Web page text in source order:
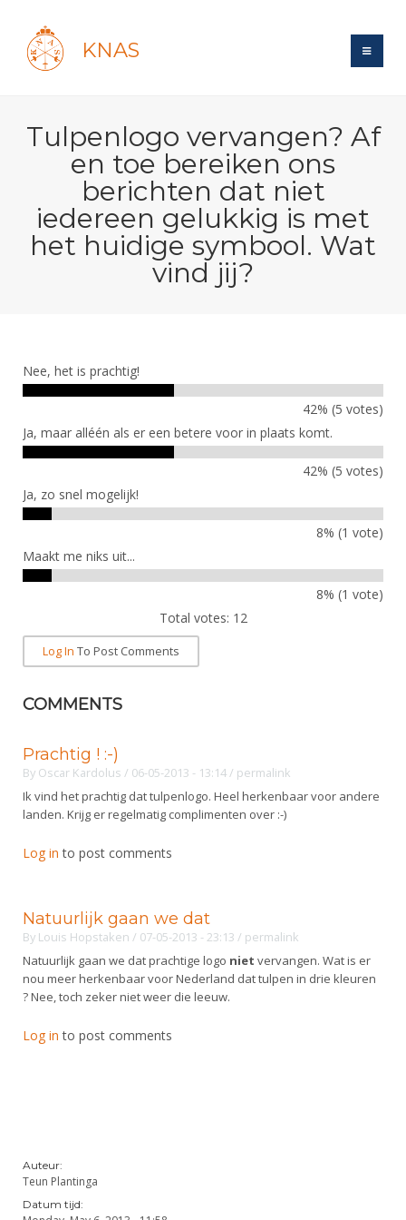
KNAS
Login
Recent posts
Books
Polls
Evenement
Gebruiksvoorwaarden
Historie
Bond
Beleid
Lidmaatschap
Sponsors en Partners
Bestuur
Commissies
Ereleden
Leden van Verdiensten
Vacatures
Bondsbureau
Contact
Medewerkers
Formulieren
Alle Verenigingen
Nieuws
Witte Vlekkenplan
Oprichting Vereniging
Overschrijven leden
Schermen
Breedtesport
Introductie
Wedstrijdsport
Ranglijsten
Reglementen
Schermpaspoort
Wedstrijdkalender
NK's
JEC
Veteranenwedstrijden
Wedstrijdorganisatie
Aanvragen van scheidsrechters
Scheidsrechterslijst
Import inschrijvingen uit Nahouw
Topsport
Oranje
FBT
Talentontwikkeling
Atletencommissie
Internationale aanmeldingen
Informatie
Ouders en vereniging
Brassardsysteem
Voor coaches en leraren
Nieuws
Nationale opleidingen
Internationale opleidingen
Leraar
Voor scheidsrechters
Scheidsrechterslijst
Scheidsrechter Documentatie
Tuchtzaken
Infotheek
Bibliotheek
Touché
Schermforum
Contact
NK organiseren
Tulpenlogo vervangen? Af
en toe bereiken ons
berichten dat niet
iedereen gelukkig is met
het huidige symbool. Wat
vind jij?
Nee, het is prachtig!
42% (5 votes)
Ja, maar alléén als er een betere voor in plaats komt.
42% (5 votes)
Ja, zo snel mogelijk!
8% (1 vote)
Maakt me niks uit...
8% (1 vote)
Total votes: 12
Log In To Post Comments
COMMENTS
Prachtig ! :-)
By Oscar Kardolus / 06-05-2013 - 13:14/ permalink
Ik vind het prachtig dat tulpenlogo. Heel herkenbaar voor andere
landen. Krijg er regelmatig complimenten over :-)
Log in to post comments
Natuurlijk gaan we dat
By Louis Hopstaken / 07-05-2013 - 23:13 / permalink
Natuurlijk gaan we dat prachtige logo niet vervangen. Wat is er
nou meer herkenbaar voor Nederland dat tulpen in drie kleuren
? Nee, toch zeker niet weer die leeuw.
Log in to post comments
Auteur:
Teun Plantinga
Datum tijd: